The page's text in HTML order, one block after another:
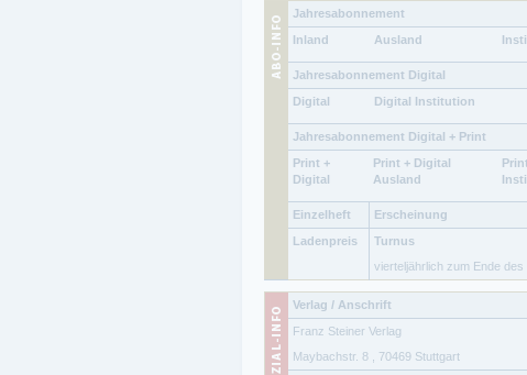
Jahresabonnement
Inland
Ausland
Jahresabonnement Digital
Digital
Digital Institution
Jahresabonnement Digital + Print
Print +
Digital
Print + Digital
Ausland
Einzelheft Erscheinung
Ladenpreis
Turnus
vierteljährlich zum Ende des
Verlag / Anschrift
Franz Steiner Verlag
Maybachstr. 8
70469 Stuttgart